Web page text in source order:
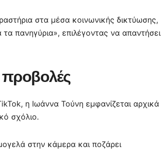
στα μέσα κοινωνικής δικτύωσης,
πανηγύρια», επιλέγοντας να απαντήσει
προβολές
η Ιωάννα Τούνη εμφανίζεται αρχικά
σχόλιο.
στην κάμερα και ποζάρει